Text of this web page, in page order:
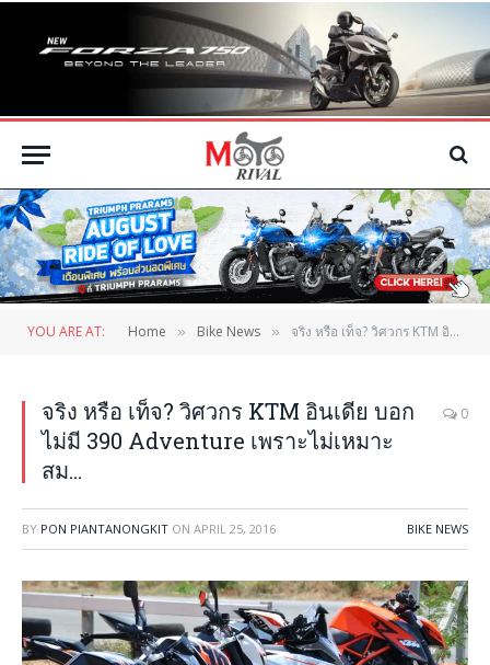
YOU ARE AT: Home » Bike News » จริง หรือ เท็จ? วิศวกร KTM อินเดีย บอกไม่มี 390 Adventure เพราะไม่เหมาะสม…
จริง หรือ เท็จ? วิศวกร KTM อินเดีย บอก
ไม่มี 390 Adventure เพราะไม่เหมาะ
สม…
0
BY PON PIANTANONGKIT ON APRIL 25, 2016 BIKE NEWS